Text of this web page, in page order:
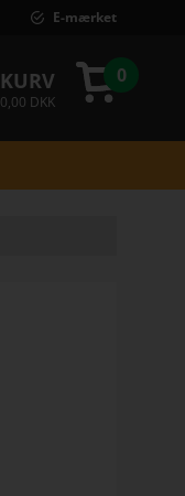
E-mærket
KURV
0,00 DKK
0